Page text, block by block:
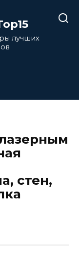
лучших
стен,